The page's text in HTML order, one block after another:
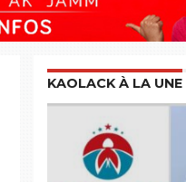
KAOLACK À LA UNE